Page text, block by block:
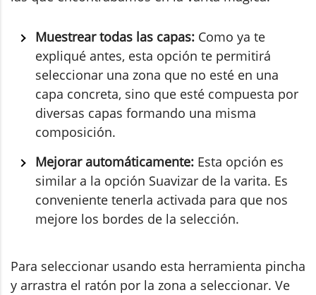
Muestrear todas las capas: Como ya te
expliqué antes, esta opción te permitirá
seleccionar una zona que no esté en una
capa concreta, sino que esté compuesta por
diversas capas formando una misma
composición.
Mejorar automáticamente: Esta opción es
similar a la opción Suavizar de la varita. Es
conveniente tenerla activada para que nos
mejore los bordes de la selección.
Para seleccionar usando esta herramienta pincha
y arrastra el ratón por la zona a seleccionar. Ve